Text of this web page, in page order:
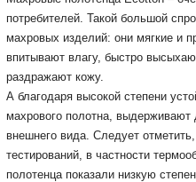
потребителей. Такой большой
махровых изделий: они мягкие и
впитывают влагу, быстро
раздражают кожу.
А благодаря высокой степени
махрового полотна, выдерживают
внешнего вида. Следует
тестирований, в частности
полотенца показали низкую